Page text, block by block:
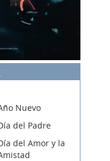
Nuevo
del Padre
del Amor y la